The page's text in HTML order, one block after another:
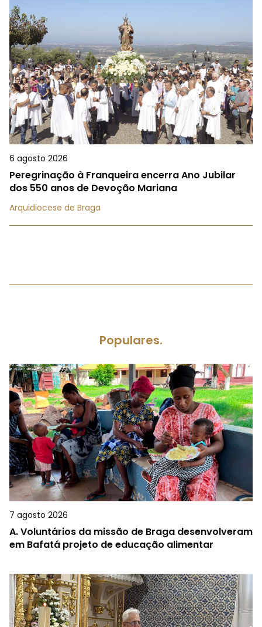
6 agosto 2026
Peregrinação à Franqueira encerra Ano Jubilar
dos 550 anos de Devoção Mariana
Arquidiocese de Braga
Populares.
7 agosto 2026
A.Voluntários da missão de Braga desenvolveram
em Bafatá projeto de educação alimentar